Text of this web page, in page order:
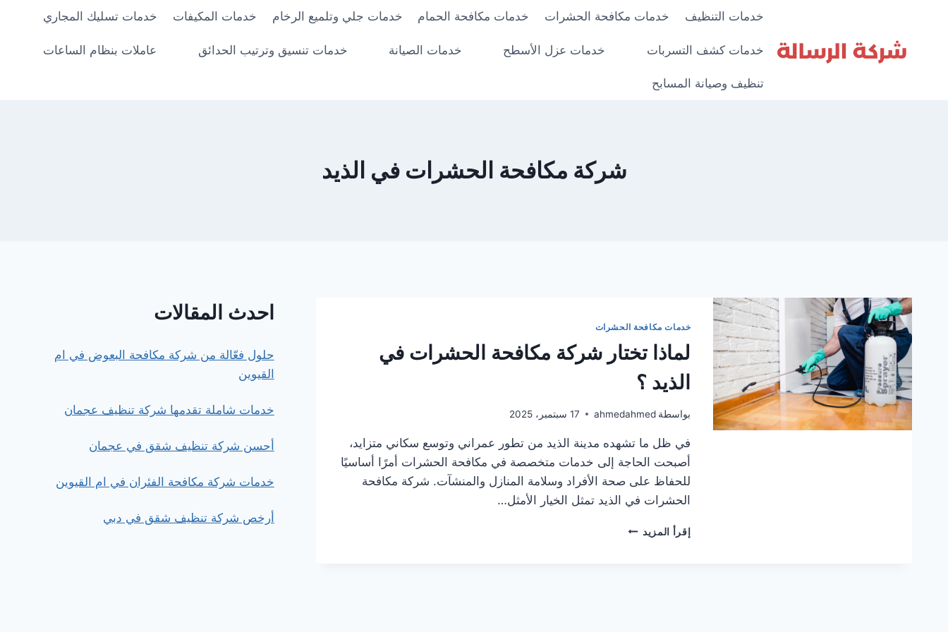
خدمات التنظيف خدمات مكافحة الحشرات خدمات مكافحة الحمام خدمات جلي وتلميع الرخام خدمات المكيفات خدمات تسليك المجاري
خدمات كشف التسربات خدمات عزل الأسطح خدمات الصيانة خدمات تنسيق وترتيب الحدائق عاملات بنظام الساعات
تنظيف وصيانة المسابح
شركة مكافحة الحشرات في الذيد
خدمات مكافحة الحشرات
لماذا تختار شركة مكافحة الحشرات في
الذيد ؟
بواسطة ahmedahmed 17 سبتمبر، 2025
في ظل ما تشهده مدينة الذيد من تطور عمراني وتوسع سكاني متزايد،
أصبحت الحاجة إلى خدمات متخصصة في مكافحة الحشرات أمرًا أساسيًا
للحفاظ على صحة الأفراد وسلامة المنازل والمنشآت. شركة مكافحة
الحشرات في الذيد تمثل الخيار الأمثل…
إقرأ المزيد لماذا
احدث المقالات
حلول فعّالة من شركة مكافحة البعوض في ام
القيوين
خدمات شاملة تقدمها شركة تنظيف عجمان
أحسن شركة تنظيف شقق في عجمان
خدمات شركة مكافحة الفئران في ام القيوين
أرخص شركة تنظيف شقق في دبي